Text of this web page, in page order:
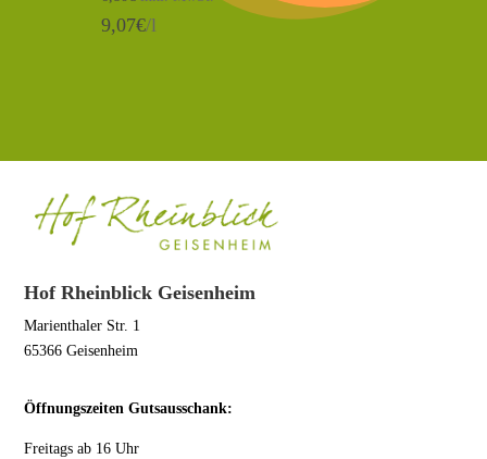
9,07€/l
Hof Rheinblick Geisenheim
Marienthaler Str. 1
65366 Geisenheim
Öffnungszeiten Gutsausschank:
Freitags ab 16 Uhr